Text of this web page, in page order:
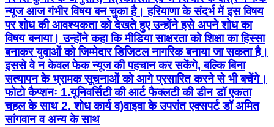
न्यूज आज गंभीर विषय बन चुका है। हरियाणा के संदर्भ में इस विषय
पर शोध की आवश्यकता को देखते हुए उन्होंने इसे अपने शोध का
विषय बनाया। उन्होंने कहा कि मीडिया साक्षरता को शिक्षा का हिस्सा
बनाकर युवाओं को जिम्मेदार डिजिटल नागरिक बनाया जा सकता है।
इससे वे न केवल फेक न्यूज की पहचान कर सकेंगे, बल्कि बिना
सत्यापन के भ्रामक सूचनाओं को आगे प्रसारित करने से भी बचेंगे।
फोटो कैप्शनः 1.यूनिवर्सिटी की आर्ट फैक्लटी की डीन डॉ एकता
चहल के साथ 2. शोध कार्य व)वाइवा के उपरांत एक्सपर्ट डॉ अमित
सांगवान व अन्य के साथ